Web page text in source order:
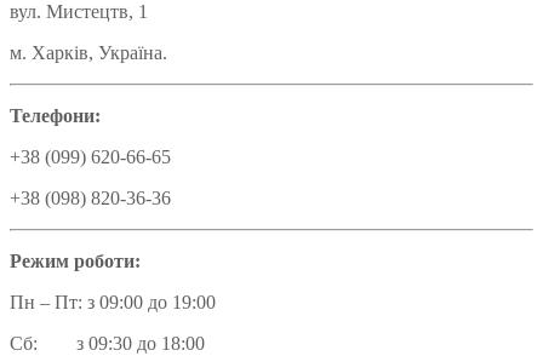
вул. Мистецтв, 1
м. Харків, Україна.
Телефони:
+38 (099) 620-66-65
+38 (098) 820-36-36
Режим роботи:
Пн – Пт: з 09:00 до 19:00
Сб: з 09:30 до 18:00